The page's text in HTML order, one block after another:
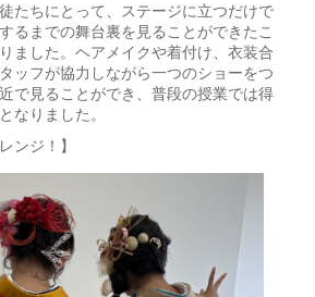
たちにとって、ステージに立つだけで
るまでの舞台裏を見ることができたこ
ました。ヘアメイクや着付け、衣装合
ッフが協力しながら一つのショーをつ
で見ることができ、普段の授業では得
なりました。
ンジ！】